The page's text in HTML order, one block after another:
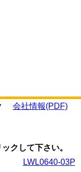
会社情報(PDF)
クして下さい。
LWL0640-03P